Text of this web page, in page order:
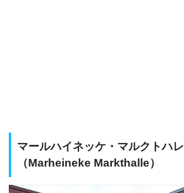
マールハイネッケ・マルクトハレ
（Marheineke Markthalle）